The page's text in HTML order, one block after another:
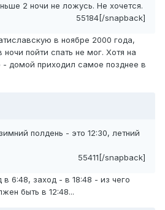
2 ночи не ложусь. Не хочется.
55184[/snapback]
в ноябре 2000 года,
пойти спать не мог. Хотя на
домой приходил самое позднее в
полдень - это 12:30, летний
55411[/snapback]
6:48, заход - в 18:48 - из чего
быть в 12:48...